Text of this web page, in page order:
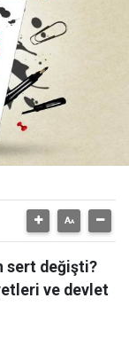
sert değişti?
ve devlet